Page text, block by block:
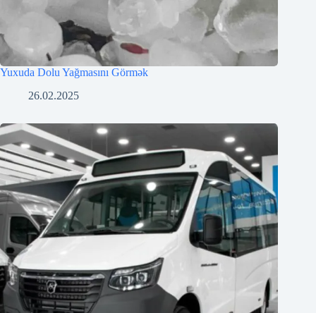
Yuxuda Dolu Yağmasını Görmək
26.02.2025